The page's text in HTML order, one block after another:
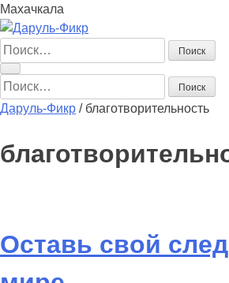
Махачкала
Найти:
Найти:
Даруль-Фикр / благотворительность
Оставь свой